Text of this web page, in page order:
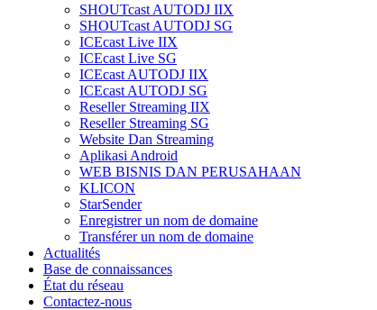
SHOUTcast AUTODJ IIX
SHOUTcast AUTODJ SG
ICEcast Live IIX
ICEcast Live SG
ICEcast AUTODJ IIX
ICEcast AUTODJ SG
Reseller Streaming IIX
Reseller Streaming SG
Website Dan Streaming
Aplikasi Android
WEB BISNIS DAN PERUSAHAAN
KLICON
StarSender
Enregistrer un nom de domaine
Transférer un nom de domaine
Actualités
Base de connaissances
État du réseau
Contactez-nous